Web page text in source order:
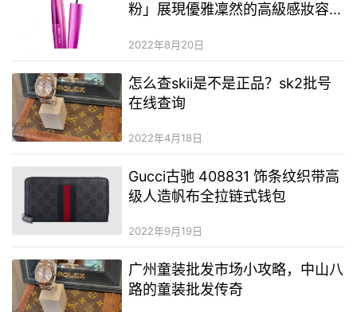
粉」展現優雅凜然的高級感妝容
季散發令人憧憬的女神魅力 /
2022年8月20日
怎么查skii是不是正品？sk2批号
在线查询
2022年4月18日
Gucci古驰 408831 饰条纹织带高
级人造帆布全拉链式钱包
2022年9月19日
广州童装批发市场小攻略，中山八
路的童装批发传奇